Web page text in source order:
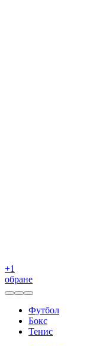
+1
обране
Футбол
Бокс
Тенис